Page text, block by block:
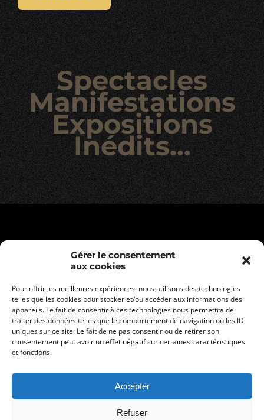
Gérer le consentement
aux cookies
Pour offrir les meilleures expériences, nous utilisons des technologies
telles que les cookies pour stocker et/ou accéder aux informations des
appareils. Le fait de consentir à ces technologies nous permettra de
traiter des données telles que le comportement de navigation ou les ID
uniques sur ce site. Le fait de ne pas consentir ou de retirer son
consentement peut avoir un effet négatif sur certaines caractéristiques
et fonctions.
Accepter
Refuser
Spectacles
Manifestations
Expositions
Inédits...
Conditions générales de vente